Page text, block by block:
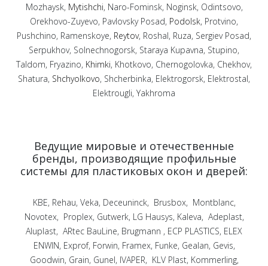
Mozhaysk, Mytishchi, Naro-Fominsk, Noginsk, Odintsovo,
Orekhovo-Zuyevo, Pavlovsky Posad, Podolsk, Protvino,
Pushchino, Ramenskoye, Reytov, Roshal, Ruza, Sergiev Posad,
Serpukhov, Solnechnogorsk, Staraya Kupavna, Stupino,
Taldom, Fryazino, Khimki, Khotkovo, Chernogolovka, Chekhov,
Shatura, Shchyolkovo, Shcherbinka, Elektrogorsk, Elektrostal,
Elektrougli, Yakhroma
Ведущие мировые и отечественные
бренды, производящие профильные
системы для пластиковых окон и дверей:
KBE, Rehau, Veka, Deceuninck, Brusbox, Montblanc,
Novotex, Proplex, Gutwerk, LG Hausys, Kaleva, Adeplast,
Aluplast, ARtec BauLine, Brugmann , ECP PLASTICS, ELEX
ENWIN, Exprof, Forwin, Framex, Funke, Gealan, Gevis,
Goodwin, Grain, Gunel, IVAPER, KLV Plast, Kommerling,